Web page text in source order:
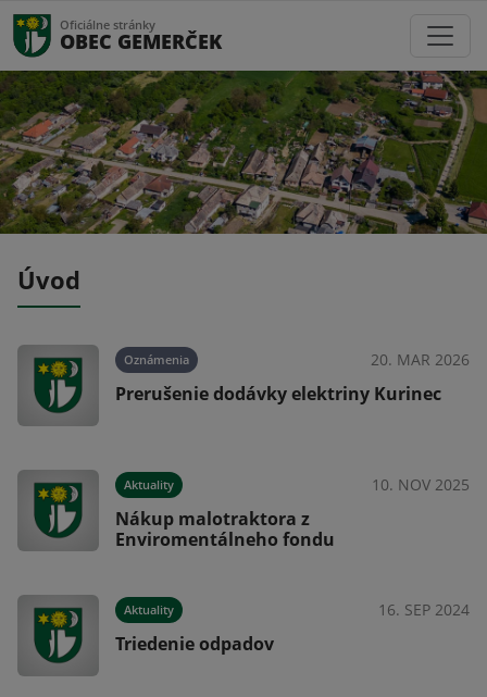
Oficiálne stránky
OBEC GEMERČEK
Úvod
Oznámenia 20. MAR 2026
Prerušenie dodávky elektriny Kurinec
Aktuality 10. NOV 2025
Nákup malotraktora z
Enviromentálneho fondu
Aktuality 16. SEP 2024
Triedenie odpadov